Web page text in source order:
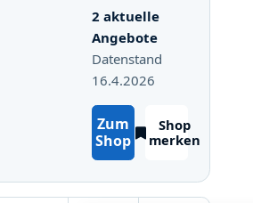
2 aktuelle
Angebote
Datenstand
16.4.2026
Zum
Shop
Shop
merken